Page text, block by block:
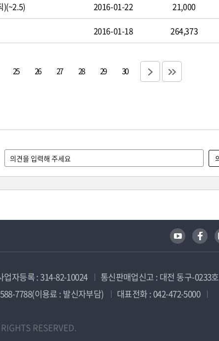
)(~2.5) 2016-01-22 21,000
2016-01-18 264,373
25 26 27 28 29 30
업자등록 : 314-82-10024
통신판매업신고 : 대전 동구-0233호
7788(이용료 : 발신자부담)
대표전화 : 042-472-5000
RESERVED.